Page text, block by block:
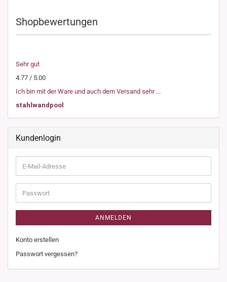
Shopbewertungen
Sehr gut
4.77 / 5.00
Ich bin mit der Ware und auch dem Versand sehr ...
stahlwandpool
Kundenlogin
E-
Mail-
Adresse
Passwort
ANMELDEN
Konto erstellen
Passwort vergessen?